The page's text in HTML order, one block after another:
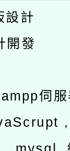
設計
開發
伺